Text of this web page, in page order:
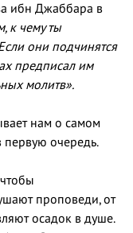
ибн Джаббара в
к чему ты
они подчинятся
предписал им
молитв».
нам о самом
первую очередь.
проповеди, от
осадок в душе.